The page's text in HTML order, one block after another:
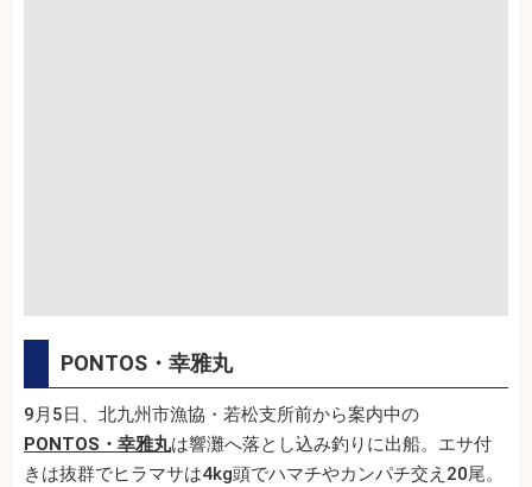
PONTOS・幸雅丸
9月5日、北九州市漁協・若松支所前から案内中の
PONTOS・幸雅丸は響灘へ落とし込み釣りに出船。エサ付
きは抜群でヒラマサは4kg頭でハマチやカンパチ交え20尾。